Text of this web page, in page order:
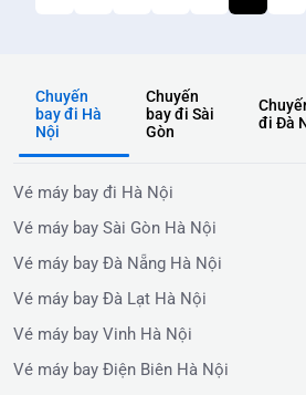
Chuyến
bay đi Hà
Nội
Chuyến
bay đi Sài
Gòn
đi Đà
Vé máy bay đi Hà Nội
Vé máy bay Sài Gòn Hà Nội
Vé máy bay Đà Nẵng Hà Nội
Vé máy bay Đà Lạt Hà Nội
Vé máy bay Vinh Hà Nội
Vé máy bay Điện Biên Hà Nội